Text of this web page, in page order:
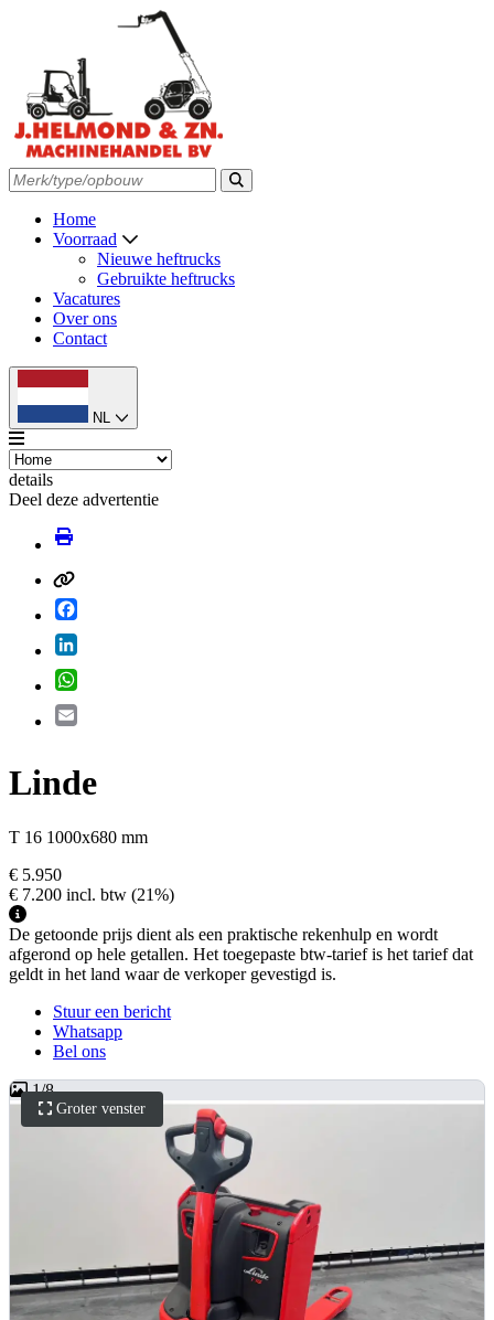
Home
Voorraad
Nieuwe heftrucks
Gebruikte heftrucks
Vacatures
Over ons
Contact
NL
details
Deel deze advertentie
Linde
T 16 1000x680 mm
€ 5.950
€ 7.200 incl. btw (21%)
De getoonde prijs dient als een praktische rekenhulp en wordt
afgerond op hele getallen. Het toegepaste btw-tarief is het tarief dat
geldt in het land waar de verkoper gevestigd is.
Stuur een bericht
Whatsapp
Bel ons
Groter venster
1/8